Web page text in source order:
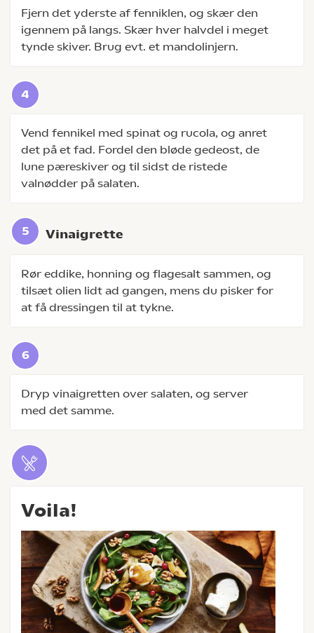
Fjern det yderste af fenniklen, og skær den
igennem på langs. Skær hver halvdel i meget
tynde skiver. Brug evt. et mandolinjern.
Vend fennikel med spinat og rucola, og anret
det på et fad. Fordel den bløde gedeost, de
lune pæreskiver og til sidst de ristede
valnødder på salaten.
Vinaigrette
Rør eddike, honning og flagesalt sammen, og
tilsæt olien lidt ad gangen, mens du pisker for
at få dressingen til at tykne.
Dryp vinaigretten over salaten, og server
med det samme.
Voila!